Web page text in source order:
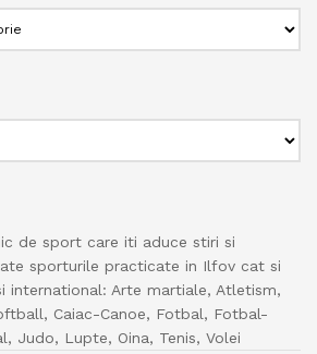
de sport care iti aduce stiri si
sporturile practicate in Ilfov cat si
international: Arte martiale, Atletism,
Caiac-Canoe, Fotbal, Fotbal-
Judo, Lupte, Oina, Tenis, Volei